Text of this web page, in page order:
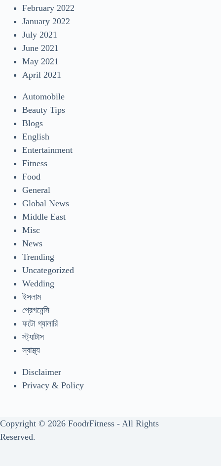
February 2022
January 2022
July 2021
June 2021
May 2021
April 2021
Automobile
Beauty Tips
Blogs
English
Entertainment
Fitness
Food
General
Global News
Middle East
Misc
News
Trending
Uncategorized
Wedding
ইসলাম
প্রেগনেন্সি
ফটো গ্যালারি
স্ট্যাটাস
স্বাস্থ্য
Disclaimer
Privacy & Policy
Copyright © 2026 FoodrFitness - All Rights
Reserved.